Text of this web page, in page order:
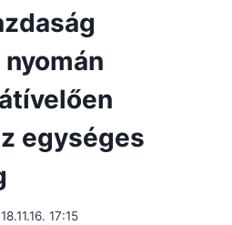
egységes
17:15